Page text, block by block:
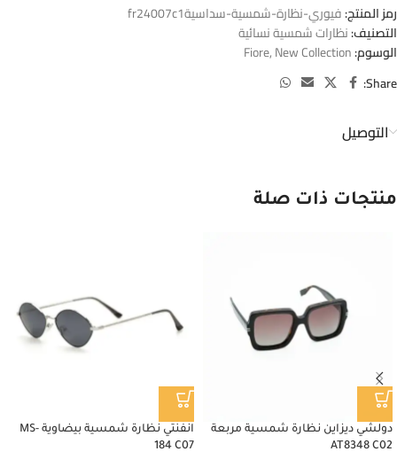
رمز المنتج:فيوري-نظارة-شمسية-سداسيةfr24007c1
التصنيف:نظارات شمسية نسائية
الوسوم:
Fiore,New Collection
Share:
التوصيل
منتجات ذات صلة
دولشي ديزاين نظارة شمسية مربعة
AT8348 C02
انفنتي نظارة شمسية بيضاوية MS-
184 C07